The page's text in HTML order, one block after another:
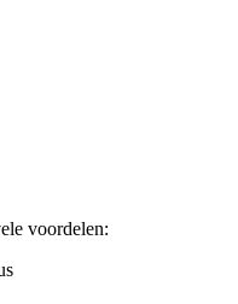
voordelen: